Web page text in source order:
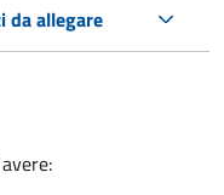
da allegare